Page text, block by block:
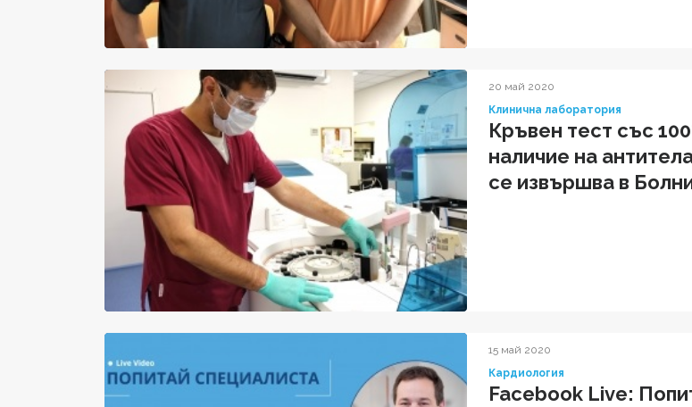
20 май 2020
Клинична лаборатория
Кръвен тест със
наличие на
се извършва в
15 май 2020
Кардиология
Facebook Live: